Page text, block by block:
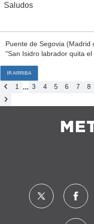
Saludos
Puente de Segovia (Madrid
"San Isidro labrador quita
IR ARRIBA
1 ... 3 4 5 6 7 8